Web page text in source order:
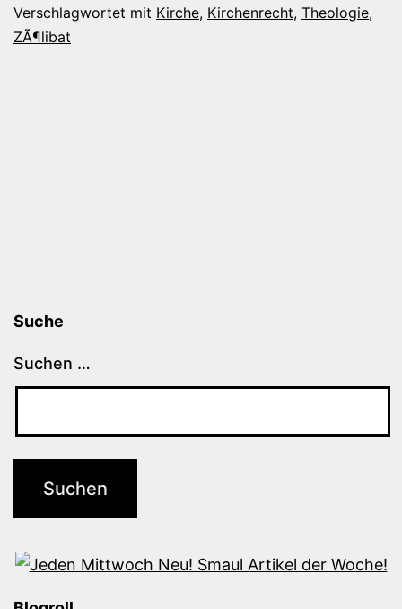
Verschlagwortet mit Kirche, Kirchenrecht, Theologie,
ZÃ¶libat
Suche
Suchen …